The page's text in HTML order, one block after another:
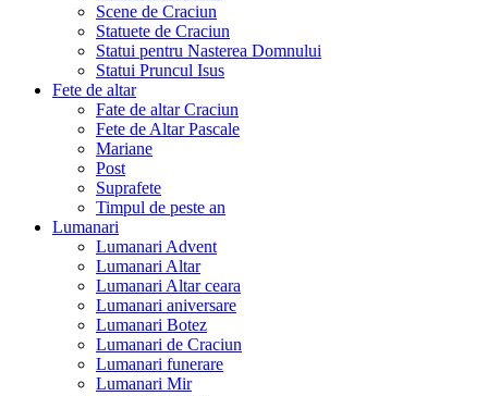
Scene de Craciun
Statuete de Craciun
Statui pentru Nasterea Domnului
Statui Pruncul Isus
Fete de altar
Fate de altar Craciun
Fete de Altar Pascale
Mariane
Post
Suprafete
Timpul de peste an
Lumanari
Lumanari Advent
Lumanari Altar
Lumanari Altar ceara
Lumanari aniversare
Lumanari Botez
Lumanari de Craciun
Lumanari funerare
Lumanari Mir